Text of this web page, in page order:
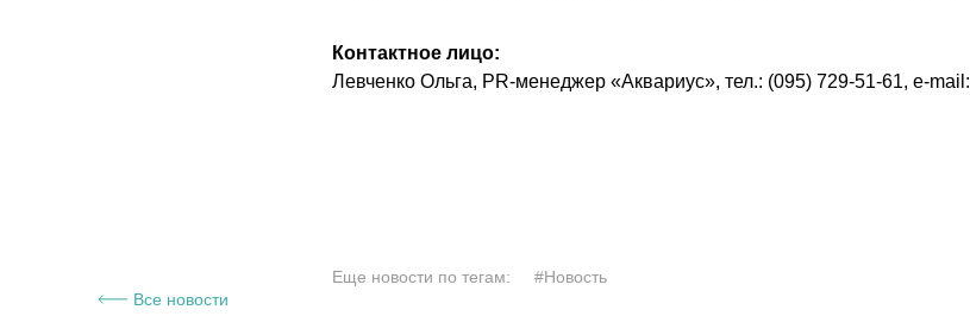
Все новости
Контактное лицо:
Левченко Ольга, PR-менеджер «Аквариус», тел.: (095) 729-51-61, e-mail:
Еще новости по тегам: #Новость